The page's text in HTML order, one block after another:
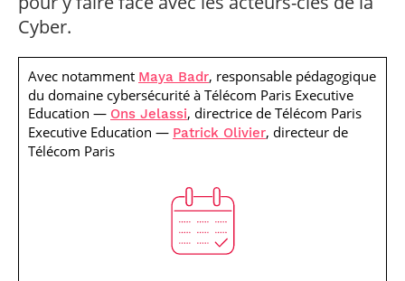
S’engager à Télécom
Paris
responsable : nos
élèves impliqués
Parcours Numérique
Responsable
Enquête 1er emploi
Corps des Mines
donnant accès aux
Corps techniques de
l’État
Artificielle en
alternance
Expert
cybersécurité des
réseaux et des
systèmes
d’information
Je suis élève en
faire ?
Vous êtes admis,
préparez votre
arrivée
Brochures &
professionnel
• Journaliste
• Créateur d’entreprise
Cyber.
Avec notamment Maya Badr, responsable pédagogique
du domaine cybersécurité à Télécom Paris Executive
Education — Ons Jelassi, directrice de Télécom Paris
Executive Education — Patrick Olivier, directeur de
Télécom Paris